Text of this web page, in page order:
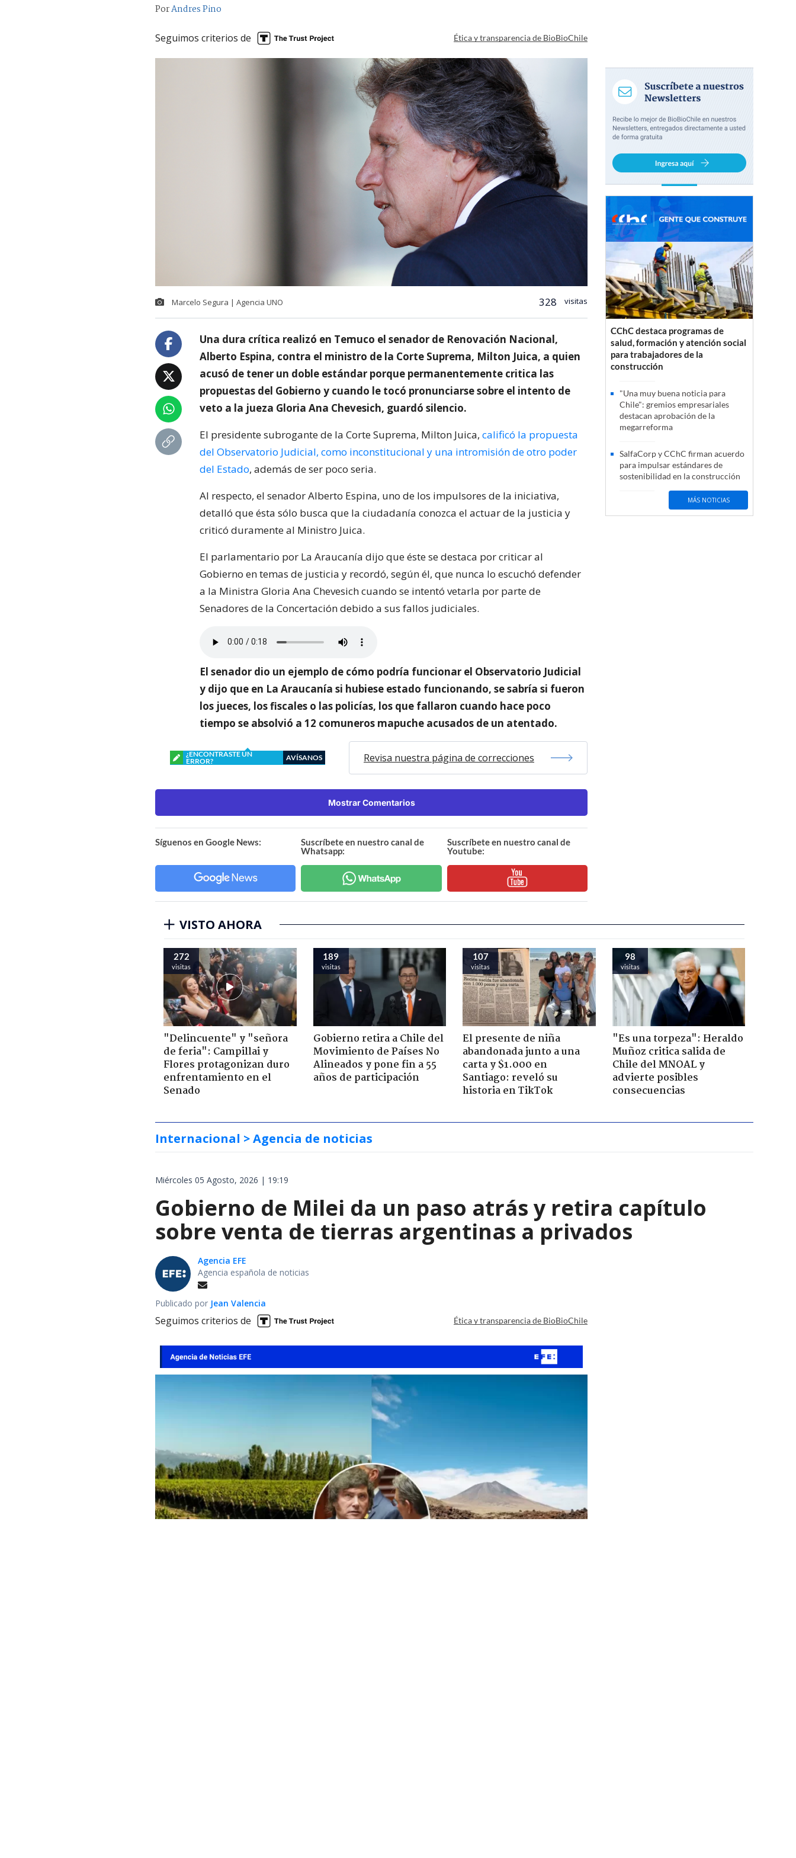
PorAndres Pino
Seguimos criterios de Ética y transparencia de BioBioChile
Marcelo Segura | Agencia UNO 328 visitas
Una dura crítica realizó en Temuco el senador de Renovación Nacional,
Alberto Espina, contra el ministro de la Corte Suprema, Milton Juica, a quien
acusó de tener un doble estándar porque permanentemente critica las
propuestas del Gobierno y cuando le tocó pronunciarse sobre el intento de
veto a la jueza Gloria Ana Chevesich, guardó silencio.
El presidente subrogante de la Corte Suprema, Milton Juica, calificó la propuesta
del Observatorio Judicial, como inconstitucional y una intromisión de otro poder
del Estado, además de ser poco seria.
Al respecto, el senador Alberto Espina, uno de los impulsores de la iniciativa,
detalló que ésta sólo busca que la ciudadanía conozca el actuar de la justicia y
criticó duramente al Ministro Juica.
El parlamentario por La Araucanía dijo que éste se destaca por criticar al
Gobierno en temas de justicia y recordó, según él, que nunca lo escuchó defender
a la Ministra Gloria Ana Chevesich cuando se intentó vetarla por parte de
Senadores de la Concertación debido a sus fallos judiciales.
El senador dio un ejemplo de cómo podría funcionar el Observatorio Judicial
y dijo que en La Araucanía si hubiese estado funcionando, se sabría si fueron
los jueces, los fiscales o las policías, los que fallaron cuando hace poco
tiempo se absolvió a 12 comuneros mapuche acusados de un atentado.
¿ENCONTRASTE UN
ERROR?
AVÍSANOS Revisa nuestra página de correcciones
Mostrar Comentarios
Síguenos en Google News:
Suscríbete en nuestro canal de
Whatsapp:
Suscríbete en nuestro canal de
Youtube:
CChC destaca programas de
salud, formación y atención social
para trabajadores de la
construcción
"Una muy buena noticia para
Chile": gremios empresariales
destacan aprobación de la
megarreforma
SalfaCorp y CChC firman acuerdo
para impulsar estándares de
sostenibilidad en la construcción
MÁS NOTICIAS
VISTO AHORA
272
visitas
"Delincuente" y "señora
de feria": Campillai y
Flores protagonizan duro
enfrentamiento en el
Senado
189
visitas
Gobierno retira a Chile del
Movimiento de Países No
Alineados y pone fin a 55
años de participación
107
visitas
El presente de niña
abandonada junto a una
carta y $1.000 en
Santiago: reveló su
historia en TikTok
98
visitas
"Es una torpeza": Heraldo
Muñoz critica salida de
Chile del MNOAL y
advierte posibles
consecuencias
Internacional > Agencia de noticias
Miércoles 05 Agosto, 2026 | 19:19
Gobierno de Milei da un paso atrás y retira capítulo
sobre venta de tierras argentinas a privados
Agencia EFE
Agencia española de noticias
Publicado por Jean Valencia
Seguimos criterios de Ética y transparencia de BioBioChile